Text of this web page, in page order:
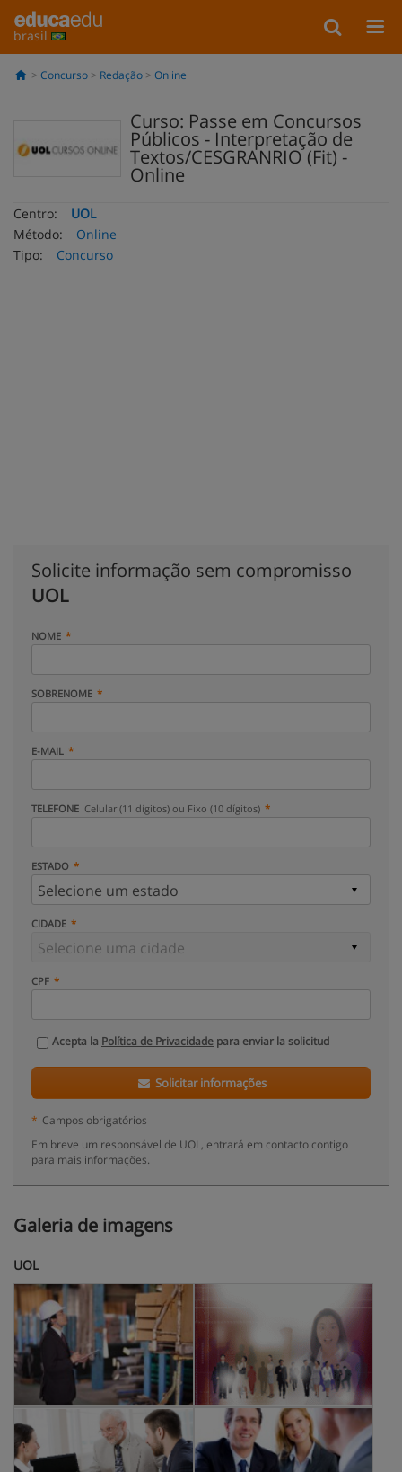
brasil
Concurso Redação Online
Curso: Passe em Concursos
Públicos - Interpretação de
Textos/CESGRANRIO (Fit) -
Online
Centro:
UOL
Método:
Online
Tipo:
Concurso
Solicite informação sem compromisso
UOL
NOME
SOBRENOME
E-MAIL
TELEFONE Celular (11 dígitos) ou Fixo (10 dígitos)
ESTADO
CIDADE
CPF
Acepta la Política de Privacidade para enviar la solicitud
Solicitar informações
* Campos obrigatórios
Em breve um responsável de UOL, entrará em contacto contigo
para mais informações.
Galeria de imagens
UOL